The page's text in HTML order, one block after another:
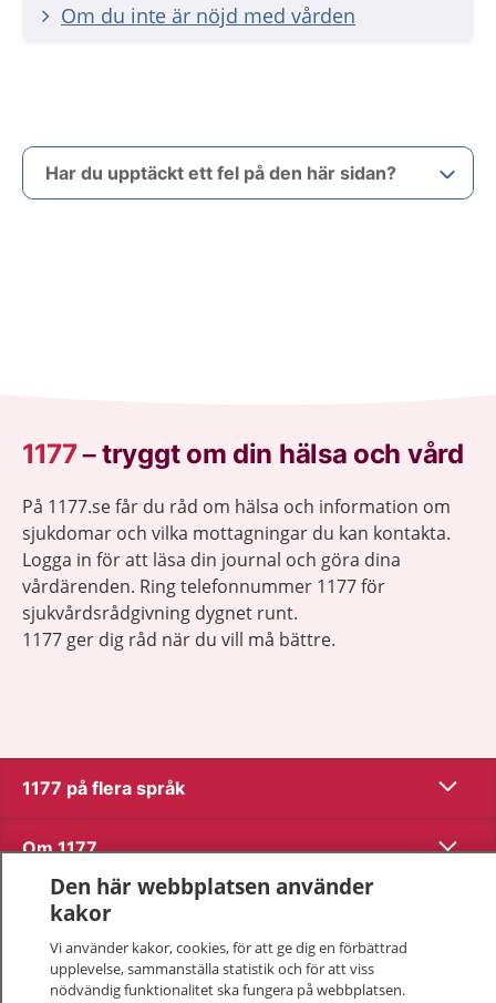
Om du inte är nöjd med vården
Har du upptäckt ett fel på den här sidan?
1177–tryggt om din hälsa och vård
På 1177.se får du råd om hälsa och information om
sjukdomar och vilka mottagningar du kan kontakta.
Logga in för att läsa din journal och göra dina
vårdärenden. Ring telefonnummer 1177 för
sjukvårdsrådgivning dygnet runt.
1177 ger dig råd när du vill må bättre.
1177 på flera språk Visa
Om 1177 Visa
Kontakt
Behandling av personuppgifter
Den här webbplatsen använder
kakor
Vi använder kakor, cookies, för att ge dig en förbättrad
upplevelse, sammanställa statistik och för att viss
nödvändig funktionalitet ska fungera på webbplatsen.